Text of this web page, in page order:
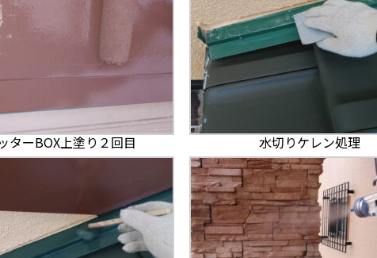
ターBOX上塗り２回目 水切りケレン処理